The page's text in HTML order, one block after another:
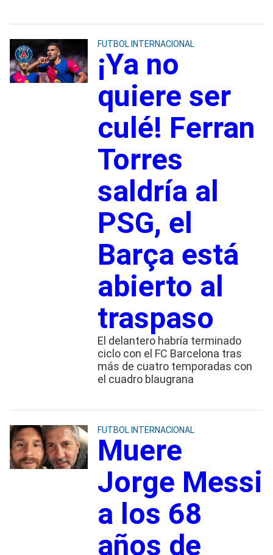
FUTBOL INTERNACIONAL
¡Ya no
quiere ser
culé! Ferran
Torres
saldría al
PSG, el
Barça está
abierto al
traspaso
El delantero habría terminado
ciclo con el FC Barcelona tras
más de cuatro temporadas con
el cuadro blaugrana
FUTBOL INTERNACIONAL
Muere
Jorge Messi
a los 68
años de